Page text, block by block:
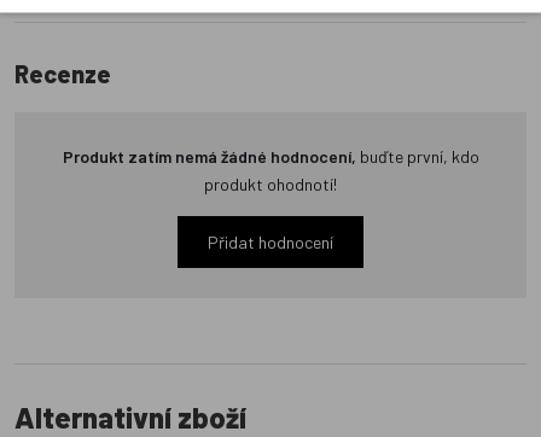
Recenze
Produkt zatím nemá žádné hodnocení, buďte první, kdo
produkt ohodnotí!
Přidat hodnocení
Alternativní zboží